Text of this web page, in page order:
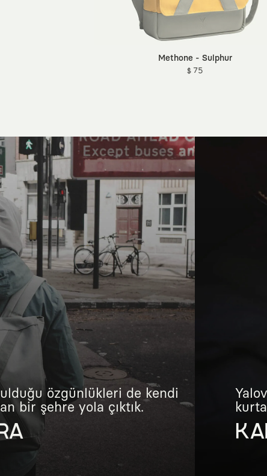
Methone - Sulphur
$ 75
özgünlükleri de kendi
bir şehre yola çıktık.